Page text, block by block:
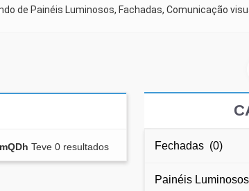
de Painéis Luminosos, Fachadas, Comunicação
Teve 0 resultados Fechadas (0)
Painéis